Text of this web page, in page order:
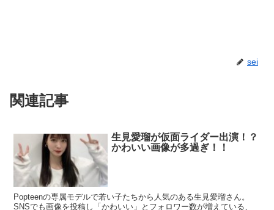
sei
関連記事
生見愛瑠が仮面ライダー出演！？
かわいい画像が多過ぎ！！
Popteenの専属モデルで若い子たちから人気のある生見愛瑠さん。
SNSでも画像を投稿し「かわいい」とフォロワー数が増えている、